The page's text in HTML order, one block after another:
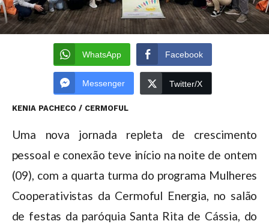
WhatsApp Facebook
Messenger Twitter/X
KENIA PACHECO / CERMOFUL
Uma nova jornada repleta de crescimento
pessoal e conexão teve início na noite de ontem
(09), com a quarta turma do programa Mulheres
Cooperativistas da Cermoful Energia, no salão
de festas da paróquia Santa Rita de Cássia, do